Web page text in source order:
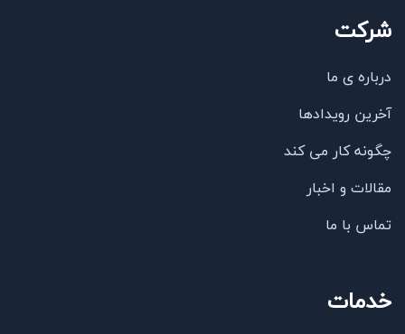
شرکت
درباره ی ما
آخرین رویدادها
چگونه کار می کند
مقالات و اخبار
تماس با ما
خدمات